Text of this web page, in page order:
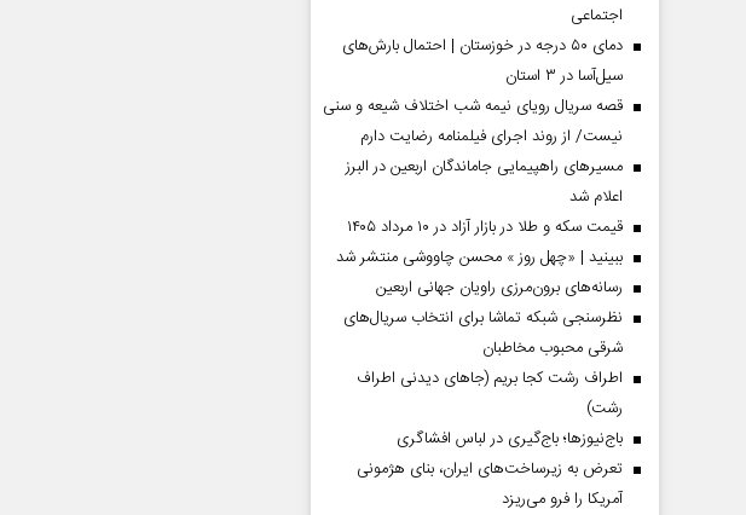
اجتماعی
دمای ۵۰ درجه در خوزستان | احتمال بارش‌های
سیل‌آسا در ۳ استان
قصه سریال رویای نیمه شب اختلاف شیعه و سنی
نیست/ از روند اجرای فیلمنامه رضایت دارم
مسیر‌های راهپیمایی جاماندگان اربعین در البرز
اعلام شد
قیمت سکه و طلا در بازار آزاد در ۱۰ مرداد ۱۴۰۵
ببینید | «چهل روز » محسن چاووشی منتشر شد
رسانه‌های برون‌مرزی راویان جهانی اربعین
نظرسنجی شبکه تماشا برای انتخاب سریال‌های
شرقی محبوب مخاطبان
اطراف رشت کجا بریم (جاهای دیدنی اطراف
رشت)
باج‌نیوزها؛ باج‌گیری در لباس افشاگری
تعرض به زیرساخت‌های ایران، بنای هژمونی
آمریکا را فرو می‌ریزد
صفحات نخست‌روزنامه‌ها‌ی‌چهارشنبه‌۷‌مردادماه